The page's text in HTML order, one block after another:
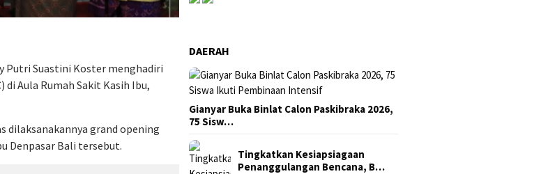
Putri Suastini Koster menghadiri
di Aula Rumah Sakit Kasih Ibu,
dilaksanakannya grand opening
Denpasar Bali tersebut.
DAERAH
Gianyar Buka Binlat Calon Paskibraka 2026,
75 Sisw…
Tingkatkan Kesiapsiagaan
Penanggulangan Bencana, B…